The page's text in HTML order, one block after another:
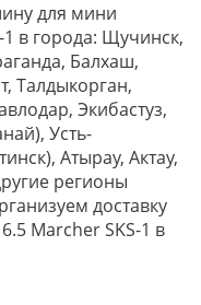
для мини
1 в города: Щучинск,
Балхаш,
Талдыкорган,
Экибастуз,
Усть-
Атырау, Актау,
регионы
доставку
Marcher SKS-1 в